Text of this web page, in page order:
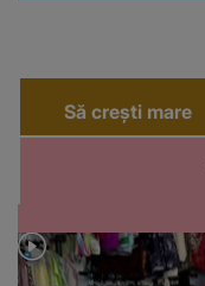
Să crești mare